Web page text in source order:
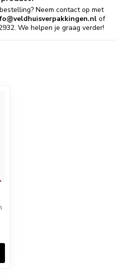
Neem contact op met
of
We helpen je graag verder!